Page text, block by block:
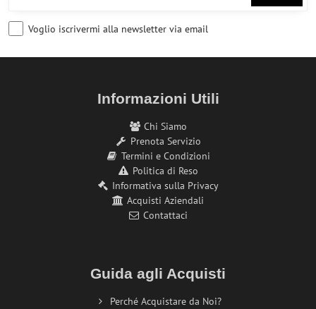
Voglio iscrivermi alla newsletter via email
Informazioni Utili
Chi Siamo
Prenota Servizio
Termini e Condizioni
Politica di Reso
Informativa sulla Privacy
Acquisti Aziendali
Contattaci
Guida agli Acquisti
Perché Acquistare da Noi?